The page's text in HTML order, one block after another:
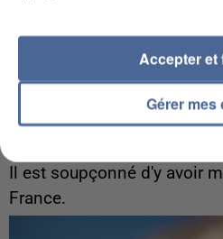
L’un des fondateurs
Il est soupçonné d'y avoir
France.
Gérer mes
Accepter et